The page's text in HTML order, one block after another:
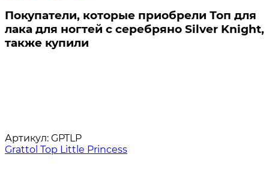
Покупатели, которые приобрели Топ для
лака для ногтей с серебряно Silver Knight,
также купили
Артикул: GPTLP
Grattol Top Little Princess